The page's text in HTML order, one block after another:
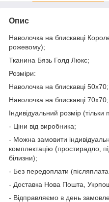
Опис
Наволочка на блискавці
рожевому);
Тканина Бязь Голд Люкс;
Розміри:
Наволочка на блискавці 50х70;
Наволочка на блискавці 70х70;
Індивідуальний розмір (тільки
- Ціни від виробника;
- Можна замовити
комплектацію (простирадло,
білизни);
- Без передоплати
- Доставка Нова Пошта,
- Відправляємо в день